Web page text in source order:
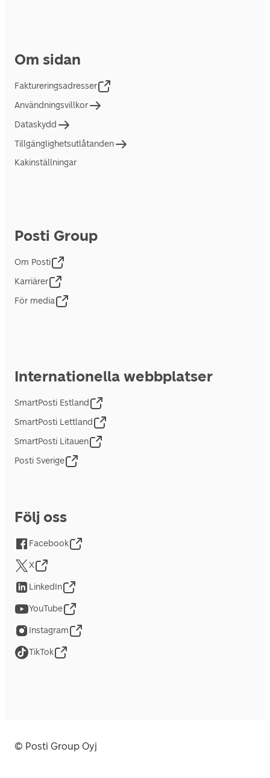
Om sidan
Faktureringsadresser
Användningsvillkor
Dataskydd
Tillgänglighetsutlåtanden
Kakinställningar
Posti Group
Om Posti
Karriärer
För media
Internationella webbplatser
SmartPosti Estland
SmartPosti Lettland
SmartPosti Litauen
Posti Sverige
Följ oss
Facebook
X
LinkedIn
YouTube
Instagram
TikTok
© Posti Group Oyj